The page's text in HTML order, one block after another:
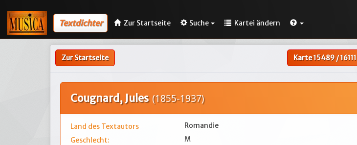
Textdichter Zur Startseite Suche Kartei ändern
Zur Startseite Karte15489/16111
Cougnard, Jules (1855-1937)
Land des Textautors
Romandie
Geschlecht:
M